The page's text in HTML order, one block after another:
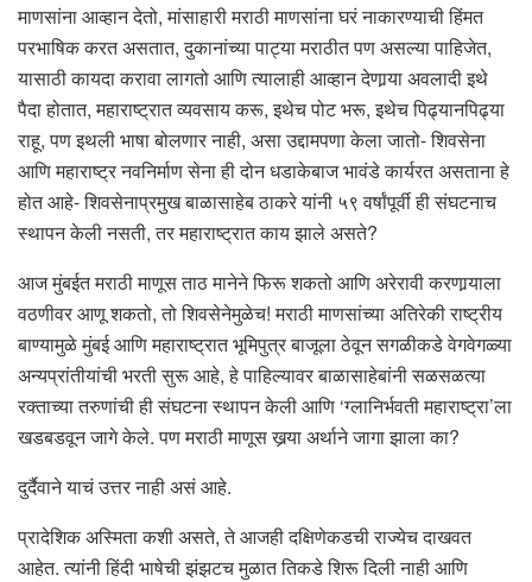
माणसांना आव्हान देतो, मांसाहारी मराठी माणसांना घरं नाकारण्याची हिंमत
परभाषिक करत असतात, दुकानांच्या पाट्या मराठीत पण असल्या पाहिजेत,
यासाठी कायदा करावा लागतो आणि त्यालाही आव्हान देणार्‍या अवलादी इथे
पैदा होतात, महाराष्ट्रात व्यवसाय करू, इथेच पोट भरू, इथेच पिढ्यानपिढ्या
राहू, पण इथली भाषा बोलणार नाही, असा उद्दामपणा केला जातो- शिवसेना
आणि महाराष्ट्र नवनिर्माण सेना ही दोन धडाकेबाज भावंडे कार्यरत असताना हे
होत आहे- शिवसेनाप्रमुख बाळासाहेब ठाकरे यांनी ५९ वर्षांपूर्वी ही संघटनाच
स्थापन केली नसती, तर महाराष्ट्रात काय झाले असते?
आज मुंबईत मराठी माणूस ताठ मानेने फिरू शकतो आणि अरेरावी करणार्‍याला
वठणीवर आणू शकतो, तो शिवसेनेमुळेच! मराठी माणसांच्या अतिरेकी राष्ट्रीय
बाण्यामुळे मुंबई आणि महाराष्ट्रात भूमिपुत्र बाजूला ठेवून सगळीकडे वेगवेगळ्या
अन्यप्रांतीयांची भरती सुरू आहे, हे पाहिल्यावर बाळासाहेबांनी सळसळत्या
रक्ताच्या तरुणांची ही संघटना स्थापन केली आणि ‘ग्लानिर्भवती महाराष्ट्रा’ला
खडबडवून जागे केले. पण मराठी माणूस खर्‍या अर्थाने जागा झाला का?
दुर्दैवाने याचं उत्तर नाही असं आहे.
प्रादेशिक अस्मिता कशी असते, ते आजही दक्षिणेकडची राज्येच दाखवत
आहेत. त्यांनी हिंदी भाषेची झंझटच मुळात तिकडे शिरू दिली नाही आणि